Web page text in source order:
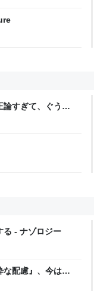
論すぎて、ぐうの
る - ナゾロジー
な配慮』、今は
&